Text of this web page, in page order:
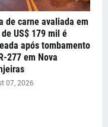
de carne avaliada em
US$ 179 mil é
após tombamento
277 em Nova
07, 2026